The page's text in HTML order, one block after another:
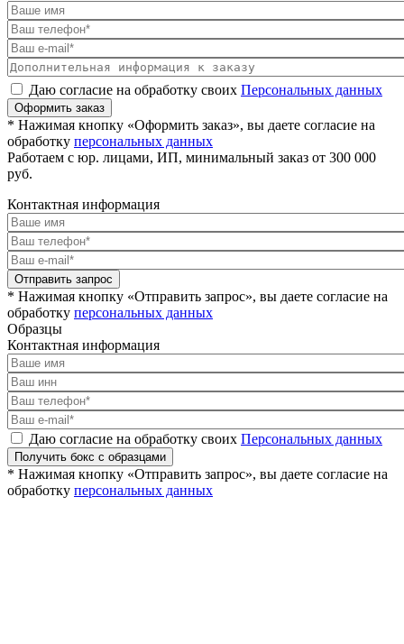
Даю согласие на обработку своих Персональных данных
Оформить заказ
* Нажимая кнопку «Оформить заказ», вы даете согласие на
обработку персональных данных
Работаем с юр. лицами, ИП, минимальный заказ от 300 000
руб.
Контактная информация
Отправить запрос
* Нажимая кнопку «Отправить запрос», вы даете согласие на
обработку персональных данных
Образцы
Контактная информация
Даю согласие на обработку своих Персональных данных
Получить бокс с образцами
* Нажимая кнопку «Отправить запрос», вы даете согласие на
обработку персональных данных